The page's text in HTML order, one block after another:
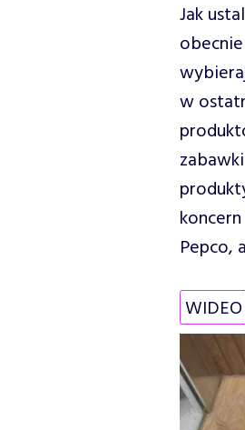
Jak
w
Pepco,
WIDEO